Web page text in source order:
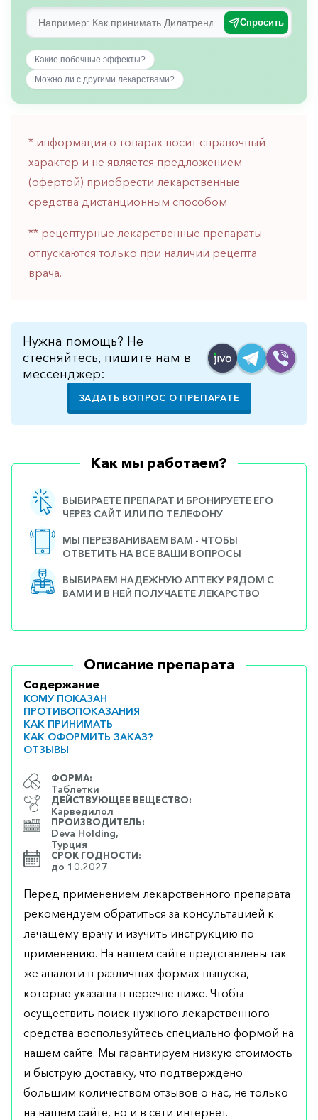
Прочее
Пульмонология
Сердечные
Сосудистые
Урология
Ухо-
горло-
нос
Щитовидная
железа
Спросить
Какие побочные эффекты?
Можно ли с другими лекарствами?
* информация о товарах носит справочный
характер и не является предложением
(офертой) приобрести лекарственные
средства дистанционным способом
** рецептурные лекарственные препараты
отпускаются только при наличии рецепта
врача.
Нужна помощь? Не
стесняйтесь, пишите нам в
мессенджер:
ЗАДАТЬ ВОПРОС О ПРЕПАРАТЕ
Как мы работаем?
ВЫБИРАЕТЕ ПРЕПАРАТ И БРОНИРУЕТЕ ЕГО
ЧЕРЕЗ САЙТ ИЛИ ПО ТЕЛЕФОНУ
МЫ ПЕРЕЗВАНИВАЕМ ВАМ - ЧТОБЫ
ОТВЕТИТЬ НА ВСЕ ВАШИ ВОПРОСЫ
ВЫБИРАЕМ НАДЕЖНУЮ АПТЕКУ РЯДОМ С
ВАМИ И В НЕЙ ПОЛУЧАЕТЕ ЛЕКАРСТВО
Описание препарата
Содержание
КОМУ ПОКАЗАН
ПРОТИВОПОКАЗАНИЯ
КАК ПРИНИМАТЬ
КАК ОФОРМИТЬ ЗАКАЗ?
ОТЗЫВЫ
ФОРМА:
Таблетки
ДЕЙСТВУЮЩЕЕ ВЕЩЕСТВО:
Карведилол
ПРОИЗВОДИТЕЛЬ:
Deva Holding,
Турция
СРОК ГОДНОСТИ:
до 10.2027
Перед применением лекарственного препарата
рекомендуем обратиться за консультацией к
лечащему врачу и изучить инструкцию по
применению. На нашем сайте представлены так
же аналоги в различных формах выпуска,
которые указаны в перечне ниже. Чтобы
осуществить поиск нужного лекарственного
средства воспользуйтесь специально формой на
нашем сайте. Мы гарантируем низкую стоимость
и быструю доставку, что подтверждено
большим количеством отзывов о нас, не только
на нашем сайте, но и в сети интернет.